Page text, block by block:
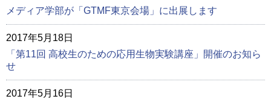
メディア学部が「GTMF東京会場」に出展します
2017年5月18日
「第11回 高校生のための応用生物実験講座」開催のお知ら
せ
2017年5月16日